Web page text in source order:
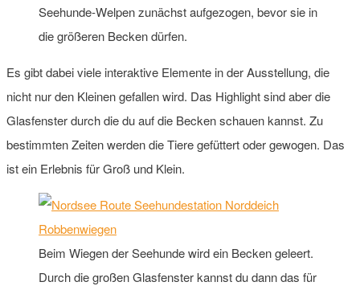
Seehunde-Welpen zunächst aufgezogen, bevor sie in
die größeren Becken dürfen.
Es gibt dabei viele interaktive Elemente in der Ausstellung, die
nicht nur den Kleinen gefallen wird. Das Highlight sind aber die
Glasfenster durch die du auf die Becken schauen kannst. Zu
bestimmten Zeiten werden die Tiere gefüttert oder gewogen. Das
ist ein Erlebnis für Groß und Klein.
Beim Wiegen der Seehunde wird ein Becken geleert.
Durch die großen Glasfenster kannst du dann das für